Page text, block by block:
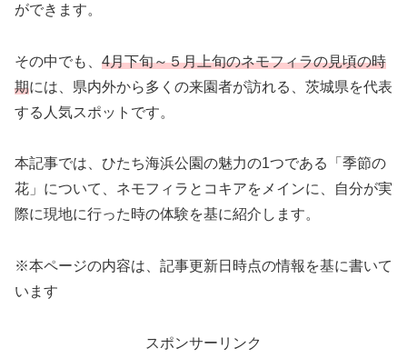
ができます。
その中でも、 4月下旬～５月上旬のネモフィラの見頃の時
期には、県内外から多くの来園者が訪れる、茨城県を代表
する人気スポットです。
本記事では、ひたち海浜公園の魅力の1つである「季節の
花」について、ネモフィラとコキアをメインに、自分が実
際に現地に行った時の体験を基に紹介します。
※本ページの内容は、記事更新日時点の情報を基に書いて
います
スポンサーリンク